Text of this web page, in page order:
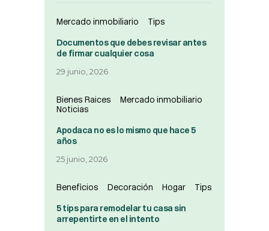
Mercado inmobiliario Tips
Documentos que debes revisar antes
de firmar cualquier cosa
29 junio, 2026
Bienes Raices
Mercado inmobiliario
Noticias
Apodaca no es lo mismo que hace 5
años
25 junio, 2026
Beneficios Decoración Hogar Tips
5 tips para remodelar tu casa sin
arrepentirte en el intento